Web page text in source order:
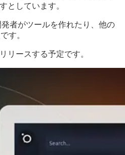
としています。
者がツールを作れたり、他の
す。
リースする予定です。